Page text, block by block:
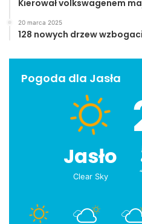
Kierował volkswagenem
20 marca 2025
128 nowych drzew
Pogoda dla Jasła
Jasło
Clear Sky